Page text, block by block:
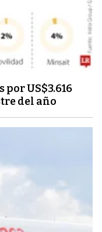
US$3.616
del año